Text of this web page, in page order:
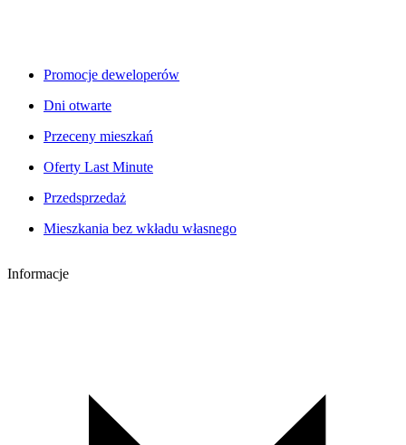
Promocje deweloperów
Dni otwarte
Przeceny mieszkań
Oferty Last Minute
Przedsprzedaż
Mieszkania bez wkładu własnego
Informacje